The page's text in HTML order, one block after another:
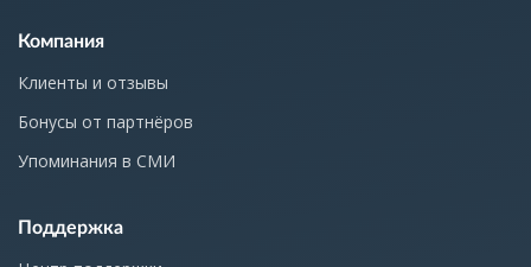
Компания
Клиенты и отзывы
Бонусы от партнёров
Упоминания в СМИ
Поддержка